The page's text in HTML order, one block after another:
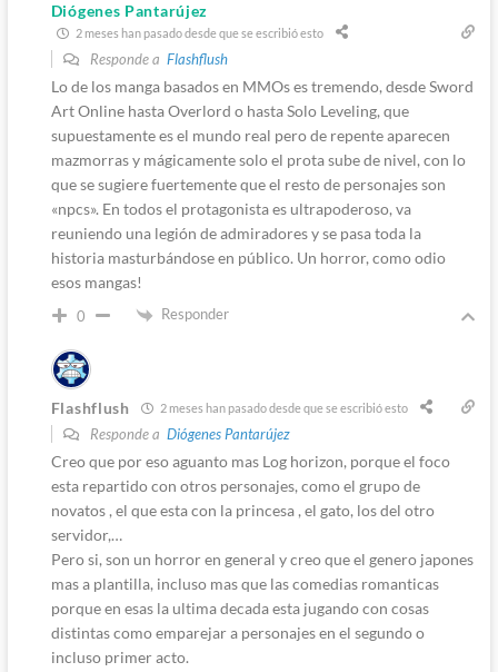
Diógenes Pantarújez
2 meses han pasado desde que se escribió esto
Responde a Flashflush
Lo de los manga basados en MMOs es tremendo, desde Sword
Art Online hasta Overlord o hasta Solo Leveling, que
supuestamente es el mundo real pero de repente aparecen
mazmorras y mágicamente solo el prota sube de nivel, con lo
que se sugiere fuertemente que el resto de personajes son
«npcs». En todos el protagonista es ultrapoderoso, va
reuniendo una legión de admiradores y se pasa toda la
historia masturbándose en público. Un horror, como odio
esos mangas!
0 Responder
Flashflush 2 meses han pasado desde que se escribió esto
Responde a Diógenes Pantarújez
Creo que por eso aguanto mas Log horizon, porque el foco
esta repartido con otros personajes, como el grupo de
novatos , el que esta con la princesa , el gato, los del otro
servidor,…
Pero si, son un horror en general y creo que el genero japones
mas a plantilla, incluso mas que las comedias romanticas
porque en esas la ultima decada esta jugando con cosas
distintas como emparejar a personajes en el segundo o
incluso primer acto.